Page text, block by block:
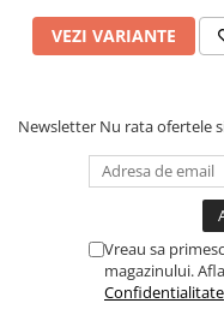
VEZI VARIANTE
Newsletter Nu rata ofertele
Vreau sa
magazinului.
Confidentialitate